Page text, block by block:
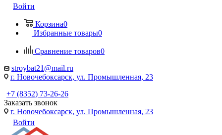
Войти
Корзина0
Избранные товары0
Сравнение товаров0
stroybat21@mail.ru
г. Новочебоксарск, ул. Промышленная, 23
+7 (8352) 73-26-26
Заказать звонок
г. Новочебоксарск, ул. Промышленная, 23
Войти